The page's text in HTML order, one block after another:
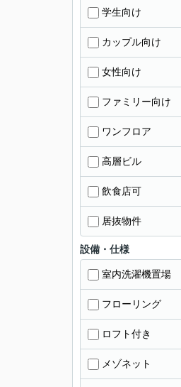
学生向け
カップル向け
女性向け
ファミリー向け
ワンフロア
高層ビル
飲食店可
居抜物件
設備・仕様
室内洗濯機置場
フローリング
ロフト付き
メゾネット